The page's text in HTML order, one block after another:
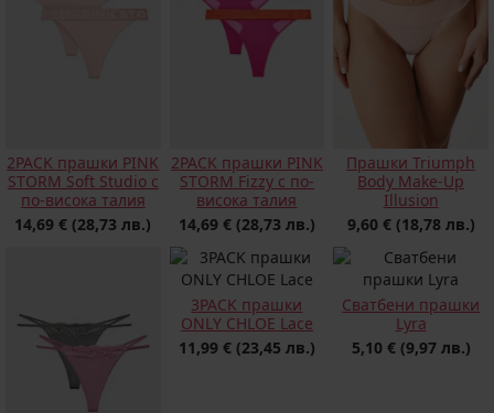
2PACK прашки PINK
STORM Soft Studio с
по-висока талия
14,69 € (28,73 лв.)
2PACK прашки PINK
STORM Fizzy с по-
висока талия
14,69 € (28,73 лв.)
Прашки Triumph
Body Make-Up
Illusion
9,60 € (18,78 лв.)
3PACK прашки
ONLY CHLOE Lacе
11,99 € (23,45 лв.)
Сватбени прашки
Lyra
5,10 € (9,97 лв.)